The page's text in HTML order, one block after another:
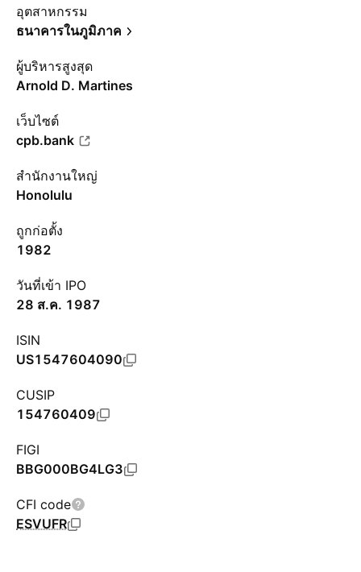
อุตสาหกรรม
ธนาคารในภูมิภาค
ผู้บริหารสูงสุด
Arnold D. Martines
เว็บไซต์
cpb.bank
สำนักงานใหญ่
Honolulu
ถูกก่อตั้ง
1982
วันที่เข้า IPO
28 ส.ค. 1987
ISIN
US1547604090
CUSIP
154760409
FIGI
BBG000BG4LG3
CFI code
ESVUFR